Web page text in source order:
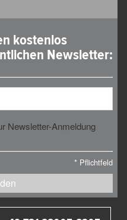
kostenlos
Newsletter:
Newsletter-Anmeldung
* Pflichtfeld